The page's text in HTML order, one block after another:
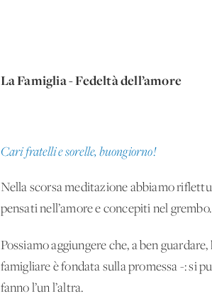
La Famiglia - Fedeltà dell’amore
Cari fratelli e sorelle, buongiorno!
Nella scorsa meditazione abbiamo
pensati nell’amore e concepiti nel grembo.
Possiamo aggiungere che, a ben guardare,
famigliare è fondata sulla promessa -: si
fanno l’un l’altra.